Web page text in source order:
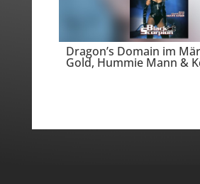
Dragon’s Domain im
Gold, Hummie Mann &